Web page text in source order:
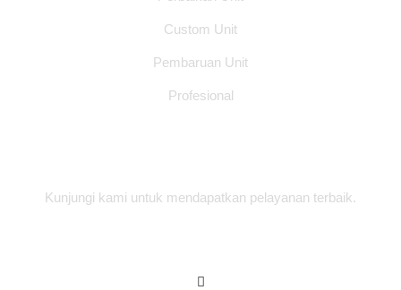
Custom Unit
Pembaruan Unit
Profesional
Kunjungi kami untuk mendapatkan pelayanan terbaik.